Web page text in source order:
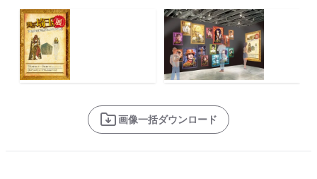
画像一括ダウンロード